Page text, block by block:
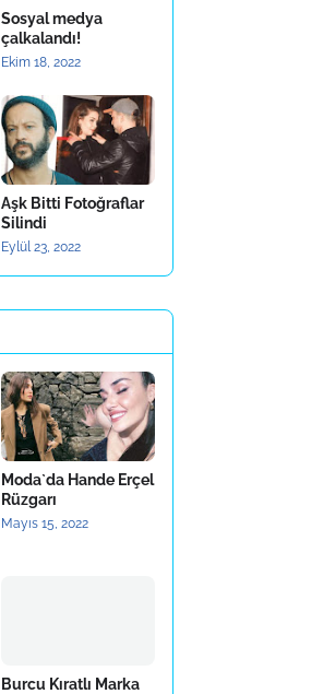
Sosyal medya
çalkalandı!
Ekim 18, 2022
Aşk Bitti Fotoğraflar
Silindi
Eylül 23, 2022
Moda`da Hande Erçel
Rüzgarı
Mayıs 15, 2022
Burcu Kıratlı Marka